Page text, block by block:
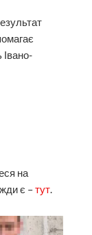
Івано-
на
є –тут.